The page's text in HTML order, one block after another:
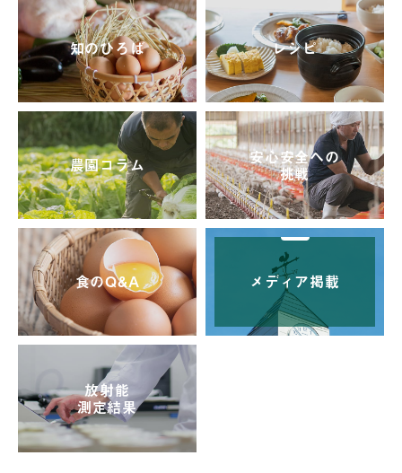
知のひろば レシピ
農園コラム 安心安全への
挑戦
食のQ&A メディア掲載
放射能
測定結果